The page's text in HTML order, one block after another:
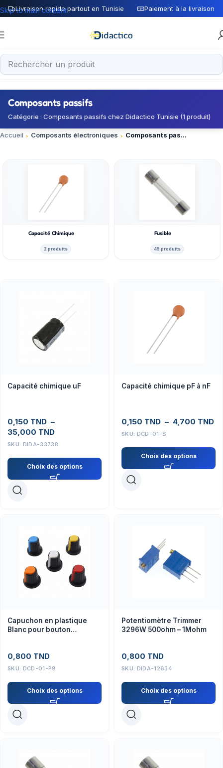
Livraison rapide partout en Tunisie Paiement à la livraison
Skip to main content
Composants passifs
Catégorie : Composants passifs chez Didactico Tunisie (1 produit)
Accueil Composants électroniques Composants passifs
Capacité Chimique
2 produits
Fusible
45 produits
Capacité chimique uF
0,150 TND –
35,000 TND
SKU: DIDA-33738
Choix des options
Capacité chimique pF à nF
0,150 TND – 4,700 TND
SKU: DCD-01-S
Choix des options
Capuchon en plastique
Blanc pour bouton
0,800 TND
SKU: DCD-01-P9
Choix des options
Potentiomètre Trimmer
3296W 500ohm – 1Mohm
0,800 TND
SKU: DIDA-12634
Choix des options